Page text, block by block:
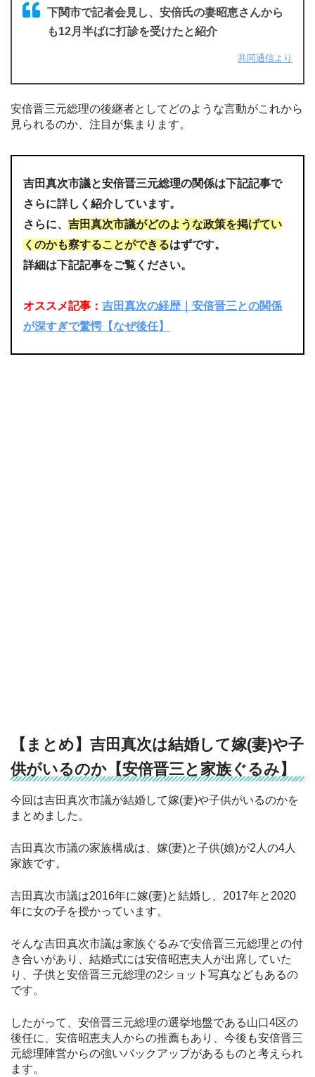
下関市で記者会見し、安倍氏の妻昭恵さんから
も12月半ばに打診を受けたと紹介
共同通信より
安倍晋三元総理の後継者としてどのような言動がこれから
見られるのか、注目が集まります。
吉田真次市議と安倍晋三元総理の関係は下記記事で
さらに詳しく紹介しています。
さらに、 吉田真次市議がどのような政策を掲げてい
くのかも察することができるはずです。
詳細は下記記事をご覧ください。
オススメ記事： 吉田真次の経歴｜安倍晋三との関係
が深すぎで驚愕【なぜ後任】
【まとめ】吉田真次は結婚して嫁(妻)や子
供がいるのか【安倍晋三と家族ぐるみ】
今回は吉田真次市議が結婚して嫁(妻)や子供がいるのかを
まとめました。
吉田真次市議の家族構成は、嫁(妻)と子供(娘)が2人の4人
家族です。
吉田真次市議は2016年に嫁(妻)と結婚し、2017年と2020
年に女の子を授かっています。
そんな吉田真次市議は家族ぐるみで安倍晋三元総理との付
き合いがあり、結婚式には安倍昭恵夫人が出席していた
り、子供と安倍晋三元総理の2ショット写真などもあるの
です。
したがって、安倍晋三元総理の選挙地盤である山口4区の
後任に、安倍昭恵夫人からの推薦もあり、今後も安倍晋三
元総理陣営からの強いバックアップがあるものと考えられ
ます。